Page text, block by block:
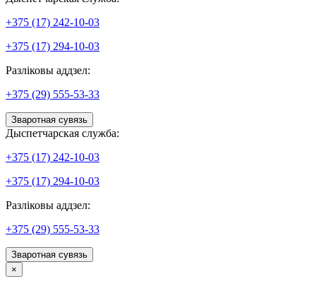
+375 (17) 242-10-03
+375 (17) 294-10-03
Разліковы аддзел:
+375 (29) 555-53-33
Зваротная сувязь
Дыспетчарская служба:
+375 (17) 242-10-03
+375 (17) 294-10-03
Разліковы аддзел:
+375 (29) 555-53-33
Зваротная сувязь
×